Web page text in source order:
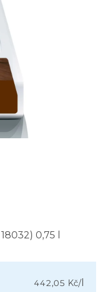
0,75 l
442,05 Kč/